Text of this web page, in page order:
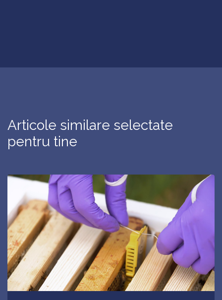
Articole similare selectate
pentru tine